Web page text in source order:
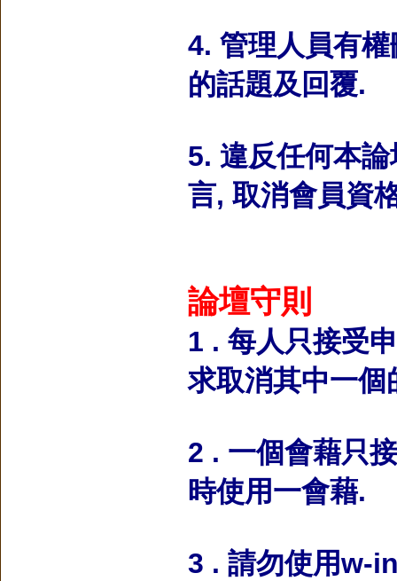
4. 管理人員有
的話題及回覆.
5. 違反任何本
言, 取消會員資
論壇守則
1 . 每人只接受
求取消其中一個
2 . 一個會藉只
時使用一會藉.
3 . 請勿使用w-